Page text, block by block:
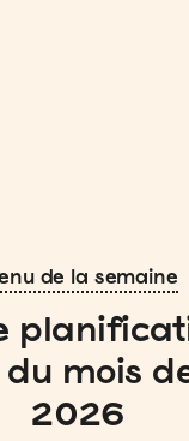
de la semaine
mois
2026